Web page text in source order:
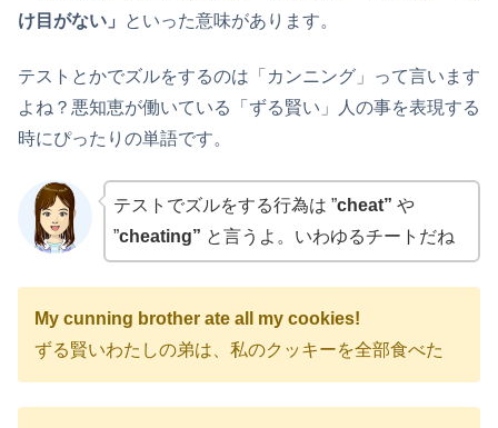
け目がない」
といった意味があります。
テストとかでズルをするのは「カンニング」って言います
よね？悪知恵が働いている「ずる賢い」人の事を表現する
時にぴったりの単語です。
テストでズルをする行為は ”cheat” や
”cheating” と言うよ。いわゆるチートだね
My cunning brother ate all my cookies!
ずる賢いわたしの弟は、私のクッキーを全部食べた